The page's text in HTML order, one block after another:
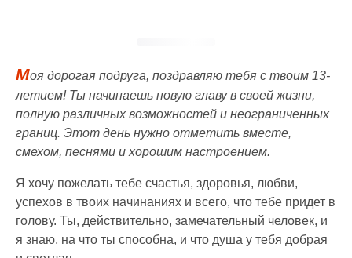
Моя дорогая подруга, поздравляю тебя с твоим 13-
летием! Ты начинаешь новую главу в своей жизни,
полную различных возможностей и неограниченных
границ. Этот день нужно отметить вместе,
смехом, песнями и хорошим настроением.
Я хочу пожелать тебе счастья, здоровья, любви,
успехов в твоих начинаниях и всего, что тебе придет в
голову. Ты, действительно, замечательный человек, и
я знаю, на что ты способна, и что душа у тебя добрая